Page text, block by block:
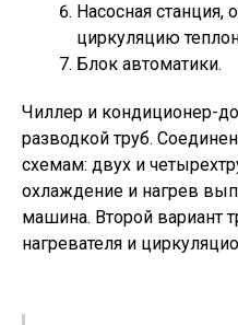
Насосная
циркуляцию
Блок автоматики.
Чиллер и кондиционер-
разводкой труб.
схемам: двух и
охлаждение и нагрев
машина. Второй вариант
нагревателя и